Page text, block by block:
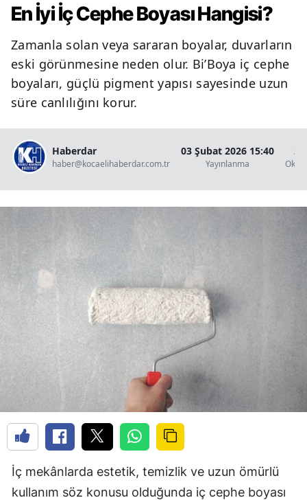
En İyi İç Cephe Boyası Hangisi?
Zamanla solan veya sararan boyalar, duvarların
eski görünmesine neden olur. Bi’Boya iç cephe
boyaları, güçlü pigment yapısı sayesinde uzun
süre canlılığını korur.
Haberdar
haber@kocaelihaberdar.com.tr
03 Şubat 2026 15:40
Yayınlanma
2
İç mekânlarda estetik, temizlik ve uzun ömürlü
kullanım söz konusu olduğunda iç cephe boyası